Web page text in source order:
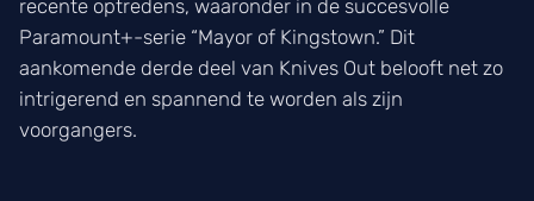
recente optredens, waaronder in de succesvolle
Paramount+-serie “Mayor of Kingstown.” Dit
aankomende derde deel van Knives Out belooft net zo
intrigerend en spannend te worden als zijn
voorgangers.